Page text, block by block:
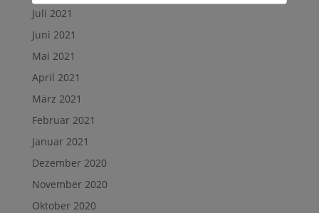
Juli 2021
Juni 2021
Mai 2021
April 2021
März 2021
Februar 2021
Januar 2021
Dezember 2020
November 2020
Oktober 2020